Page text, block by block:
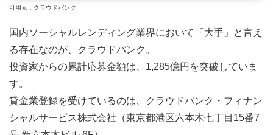
引用元：クラウドバンク
国内ソーシャルレンディング業界において「大手」と言え
る存在なのが、クラウドバンク。
投資家からの累計応募金額は、1,285億円を突破していま
す。
貸金業登録を受けているのは、クラウドバンク・フィナン
シャルサービス株式会社（東京都港区六本木七丁目15番7